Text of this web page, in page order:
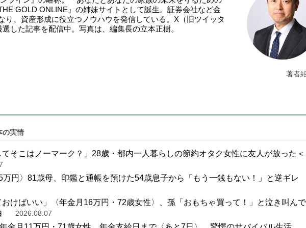
GOLD ONLINE』の姉妹サイトとして誕生。証券会社など金
り、資産形成に役立つノウハウを発信している。X（旧ツイッタ
選した記事を配信中。写真は、編集長の立本正樹。
著者
の実情
てそこはノーマーク？」28歳・都内一人暮らしの節約オタク女性に友人が放った＜
円〉81歳母、印鑑と通帳を預けた54歳息子から「もう一銭もない！」と逆ギレ
おけばいい」〈年金月16万円・72歳女性〉、孫「おもちゃ買って！」と泣き叫んで
2026.08.07